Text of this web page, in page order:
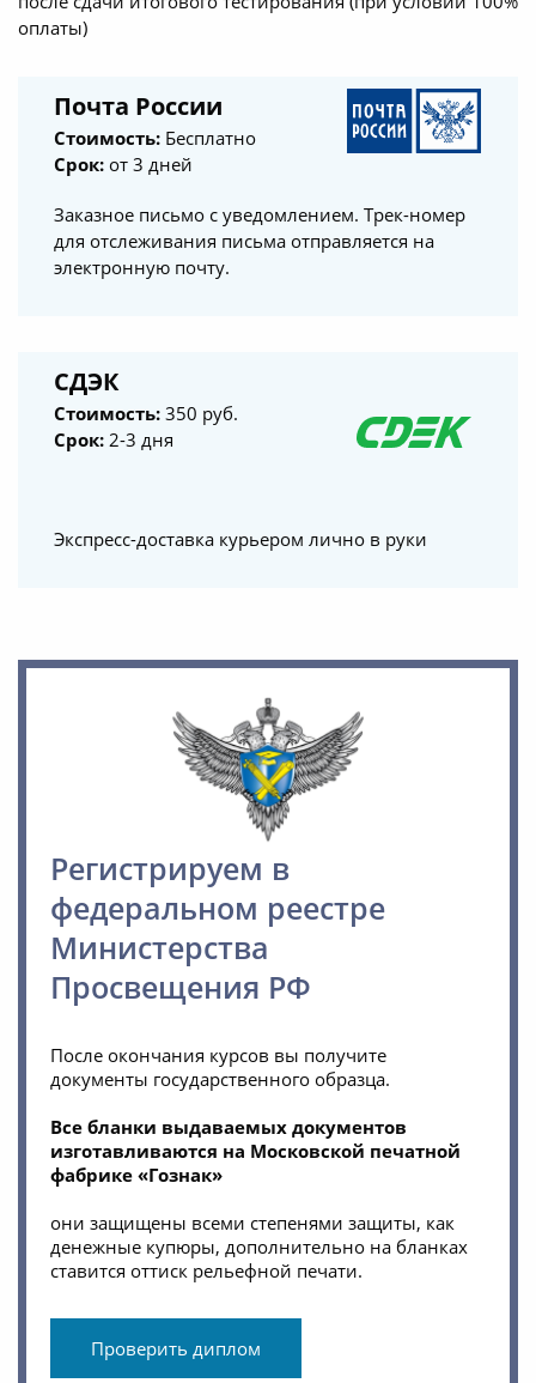
оплаты)
Почта России
Стоимость: Бесплатно
Срок: от 3 дней
Заказное письмо с уведомлением. Трек-номер
для отслеживания письма отправляется на
электронную почту.
СДЭК
Стоимость: 350 руб.
Срок: 2-3 дня
Экспресс-доставка курьером лично в руки
Регистрируем в
федеральном реестре
Министерства
Просвещения РФ
После окончания курсов вы получите
документы государственного образца.
Все бланки выдаваемых документов
изготавливаются на Московской печатной
фабрике «Гознак»
они защищены всеми степенями защиты, как
денежные купюры, дополнительно на бланках
ставится оттиск рельефной печати.
Проверить диплом